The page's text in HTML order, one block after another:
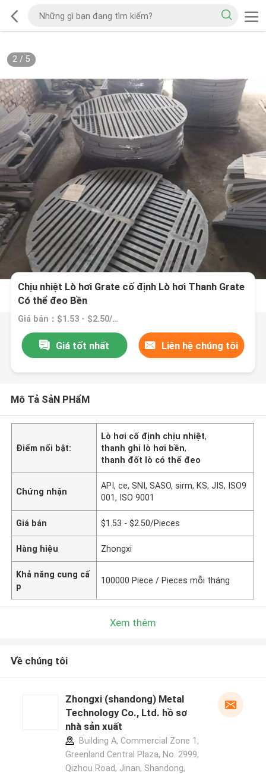
2/ 5
Chịu nhiệt Lò hơi Grate cố định Lò hơi Thanh Grate
Có thể đeo Bền
Giá bán：$1.53 - $2.50/Pieces
Giá tốt nhất Liên hệ chúng tôi
Mô Tả SảN PHẩM
Điểm nổi bật:
Lò hơi cố định chịu nhiệt,
thanh ghi lò hơi bền,
thanh đốt lò có thể đeo
Chứng nhận
API, ce, SNI, SASO, sirm, KS, JIS, ISO9
001, ISO 9001
Giá bán $1.53 - $2.50/Pieces
Hàng hiệu Zhongxi
Khả năng cung cấ
p
100000 Piece / Pieces mỗi tháng
Xem thêm
Về chúng tôi
Zhongxi (shandong) Metal
Technology Co., Ltd. hồ sơ
nhà sản xuất
Building A, Commercial Zone 1,
Greenland Central Plaza, No. 2999,
Qizhou Road, Jinan, Shandong,